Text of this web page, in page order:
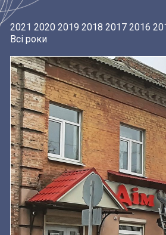
2021 2020 2019 2018 2017 2016
Всі роки